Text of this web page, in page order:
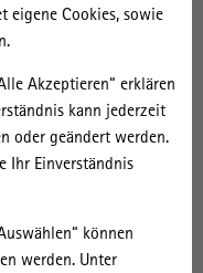
eigene Cookies, sowie
Akzeptieren“ erklären
kann jederzeit
oder geändert werden.
Ihr Einverständnis
können
werden. Unter